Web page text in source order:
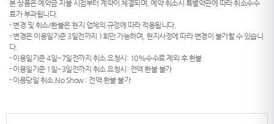
본 상품은 예약금 지불 시점부터 계약이 체결되며, 예약 취소시 특별약관에 따라 취소수수
료가 부과됩니다.
- 변경 및 취소/환불은 현지 업체의 규정에 따라 적용됩니다.
- 변경은 이용일기준 3일전까지 1회만 가능하며, 현지사정에 따라 변경이 불가할 수 있습니
다.
- 이용일기준 4일~7일전까지 취소 요청시: 10%수수료 제외 후 환불
- 이용일기준 1일~3일전까지 취소 요청시: 전액 환불 불가
- 이용당일 취소,No Show : 전액 환불 불가